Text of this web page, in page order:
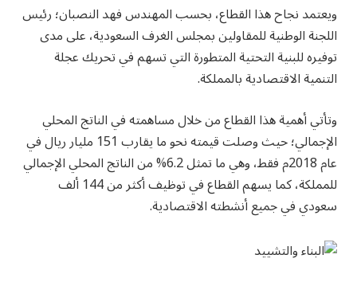
ويعتمد نجاح هذا القطاع، بحسب المهندس فهد النصبان؛ رئيس
اللجنة الوطنية للمقاولين بمجلس الغرف السعودية، على مدى
توفيره للبنية التحتية المتطورة التي تسهم في تحريك عجلة
التنمية الاقتصادية بالمملكة.
وتأتي أهمية هذا القطاع من خلال مساهمته في الناتج المحلي
الإجمالي؛ حيث وصلت قيمته نحو ما يقارب 151 مليار ريال في
عام 2018م فقط، وهي ما تمثل 6.2% من الناتج المحلي الإجمالي
للمملكة، كما يسهم القطاع في توظيف أكثر من 144 ألف
سعودي في جميع أنشطته الاقتصادية.